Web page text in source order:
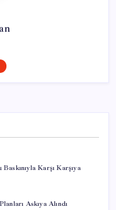
Karşı Karşıya
Askıya Alındı